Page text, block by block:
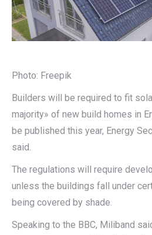
Photo: Freepik
Builders will be required to fit
majority» of new build homes in
be published this year, Energy
said.
The regulations will require
unless the buildings fall under
being covered by shade.
Speaking to the BBC, Miliband